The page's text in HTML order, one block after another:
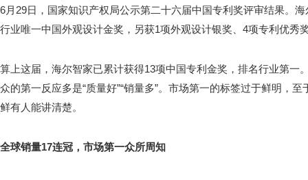
6月29日，国家知识产权局公示第二十六届中国专利奖评审结果。
行业唯一中国外观设计金奖，另获1项外观设计银奖、4项专利优秀
算上这届，海尔智家已累计获得13项中国专利金奖，排名行业第一
众的第一反应多是“质量好”“销量多”。市场第一的标签过于鲜明，
鲜有人能讲清楚。
全球销量17连冠，市场第一众所周知